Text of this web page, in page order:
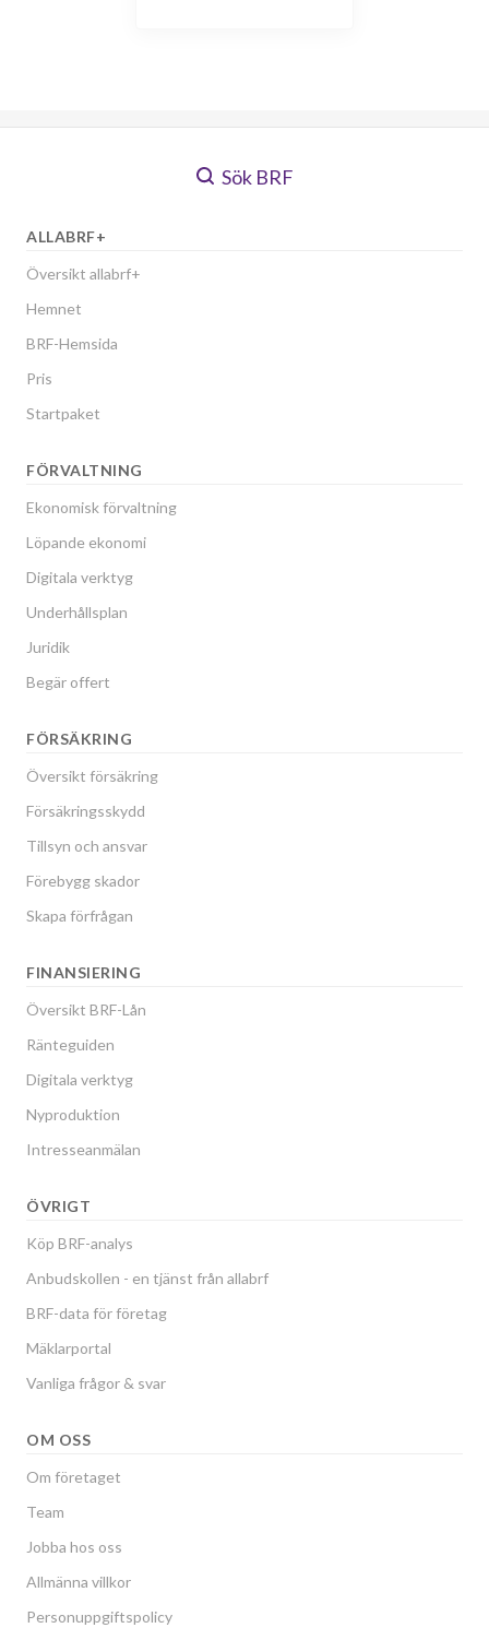
Sök BRF
ALLABRF+
Översikt allabrf+
Hemnet
BRF-Hemsida
Pris
Startpaket
FÖRVALTNING
Ekonomisk förvaltning
Löpande ekonomi
Digitala verktyg
Underhållsplan
Juridik
Begär offert
FÖRSÄKRING
Översikt försäkring
Försäkringsskydd
Tillsyn och ansvar
Förebygg skador
Skapa förfrågan
FINANSIERING
Översikt BRF-Lån
Ränteguiden
Digitala verktyg
Nyproduktion
Intresseanmälan
ÖVRIGT
Köp BRF-analys
Anbudskollen - en tjänst från allabrf
BRF-data för företag
Mäklarportal
Vanliga frågor & svar
OM OSS
Om företaget
Team
Jobba hos oss
Allmänna villkor
Personuppgiftspolicy